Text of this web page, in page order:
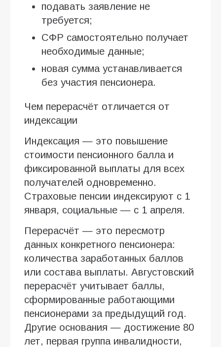
подавать заявление не
требуется;
СФР самостоятельно получает
необходимые данные;
новая сумма устанавливается
без участия пенсионера.
Чем перерасчёт отличается от
индексации
Индексация — это повышение
стоимости пенсионного балла и
фиксированной выплаты для всех
получателей одновременно.
Страховые пенсии индексируют с 1
января, социальные — с 1 апреля.
Перерасчёт — это пересмотр
данных конкретного пенсионера:
количества заработанных баллов
или состава выплаты. Августовский
перерасчёт учитывает баллы,
сформированные работающими
пенсионерами за предыдущий год.
Другие основания — достижение 80
лет, первая группа инвалидности,